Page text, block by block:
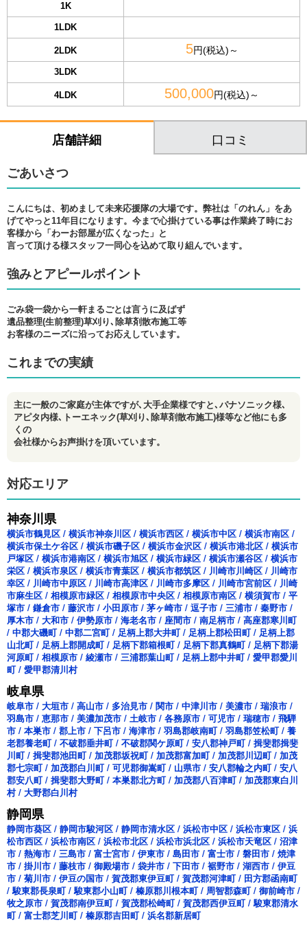
1K
1LDK
2LDK 5円(税込)～
3LDK
4LDK 500,000円(税込)～
店舗詳細
口コミ
ごあいさつ
こんにちは、初めまして未来応援隊の大場です。弊社は「のれん」をあ
げてやっと11年目になります。今まで心掛けている事は作業終了時にお
客様から「わーお部屋が広くなった」と
言って頂ける様スタッフ一同心を込めて取り組んでいます。
強みとアピールポイント
ごみ袋一袋から一軒まるごとは言うに及ばず
遺品整理(生前整理)草刈り､除草剤散布施工等
お客様のニーズに沿ってお応えしています。
これまでの実績
主に一般のご家庭が主体ですが､大手企業様ですと､パナソニック様､
アピタ内様､トーエネック(草刈り､除草剤散布施工)様等など他にも多
くの
会社様からお声掛けを頂いています。
対応エリア
神奈川県
横浜市鶴見区 / 横浜市神奈川区 / 横浜市西区 / 横浜市中区 / 横浜市南区 /
横浜市保土ケ谷区 / 横浜市磯子区 / 横浜市金沢区 / 横浜市港北区 / 横浜市
戸塚区 / 横浜市港南区 / 横浜市旭区 / 横浜市緑区 / 横浜市瀬谷区 / 横浜市
栄区 / 横浜市泉区 / 横浜市青葉区 / 横浜市都筑区 / 川崎市川崎区 / 川崎市
幸区 / 川崎市中原区 / 川崎市高津区 / 川崎市多摩区 / 川崎市宮前区 / 川崎
市麻生区 / 相模原市緑区 / 相模原市中央区 / 相模原市南区 / 横須賀市 / 平
塚市 / 鎌倉市 / 藤沢市 / 小田原市 / 茅ヶ崎市 / 逗子市 / 三浦市 /秦野市 /
厚木市 / 大和市 / 伊勢原市 / 海老名市 / 座間市 / 南足柄市 / 高座郡寒川町
/ 中郡大磯町/ 中郡二宮町/ 足柄上郡大井町/ 足柄上郡松田町/ 足柄上郡
山北町/ 足柄上郡開成町/ 足柄下郡箱根町/ 足柄下郡真鶴町/ 足柄下郡湯
河原町/ 相模原市 / 綾瀬市 / 三浦郡葉山町/ 足柄上郡中井町/ 愛甲郡愛川
町/ 愛甲郡清川村
岐阜県
岐阜市 / 大垣市 / 高山市 / 多治見市 / 関市 / 中津川市 / 美濃市 / 瑞浪市 /
羽島市 / 恵那市 / 美濃加茂市 / 土岐市 / 各務原市 / 可児市 / 瑞穂市 / 飛騨
市 / 本巣市 / 郡上市 / 下呂市 / 海津市 / 羽島郡岐南町/ 羽島郡笠松町/ 養
老郡養老町/ 不破郡垂井町/ 不破郡関ケ原町/ 安八郡神戸町/ 揖斐郡揖斐
川町/ 揖斐郡池田町/ 加茂郡坂祝町/ 加茂郡富加町/ 加茂郡川辺町/ 加茂
郡七宗町/ 加茂郡白川町/ 可児郡御嵩町/ 山県市 / 安八郡輪之内町/ 安八
郡安八町/ 揖斐郡大野町/ 本巣郡北方町/ 加茂郡八百津町/ 加茂郡東白川
村/ 大野郡白川村
静岡県
静岡市葵区 / 静岡市駿河区 / 静岡市清水区 / 浜松市中区 / 浜松市東区 / 浜
松市西区 / 浜松市南区 / 浜松市北区 / 浜松市浜北区 / 浜松市天竜区 / 沼津
市 / 熱海市 / 三島市 / 富士宮市 / 伊東市 / 島田市 / 富士市 / 磐田市 / 焼津
市 / 掛川市 / 藤枝市 / 御殿場市 / 袋井市 / 下田市 / 裾野市 / 湖西市 / 伊豆
市 / 菊川市 / 伊豆の国市 /賀茂郡東伊豆町/賀茂郡河津町/ 田方郡函南町
/駿東郡長泉町/駿東郡小山町/ 榛原郡川根本町/ 周智郡森町/ 御前崎市 /
牧之原市 /賀茂郡南伊豆町/賀茂郡松崎町/賀茂郡西伊豆町/駿東郡清水
町/ 富士郡芝川町/ 榛原郡吉田町/ 浜名郡新居町